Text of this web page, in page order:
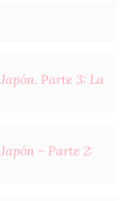
Parte 3: La
– Parte 2: